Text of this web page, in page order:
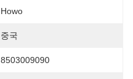
Howo
중국
8503009090